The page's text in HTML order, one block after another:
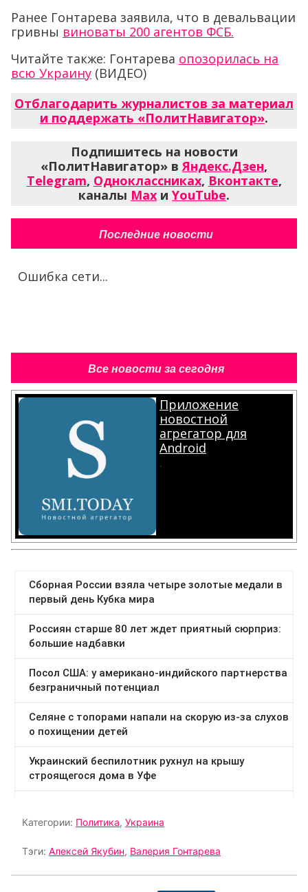
Ранее Гонтарева заявила, что в девальвации
гривны виноваты 200 агентов ФСБ.
Читайте также: Гонтарева опозорилась на
всю Украину (ВИДЕО)
Отблагодарить журналистов за материал
и поддержать «ПолитНавигатор».
Подпишитесь на новости
«ПолитНавигатор» вЯндекс.Дзен,
Telegram, Одноклассниках, Вконтакте,
каналы Max и YouTube.
Последние новости
Ошибка сети...
Все новости за сегодня
Приложение
новостной
агрегатор для
Android
.
Категории: Политика, Украина
Тэги: Алексей Якубин, Валерия Гонтарева